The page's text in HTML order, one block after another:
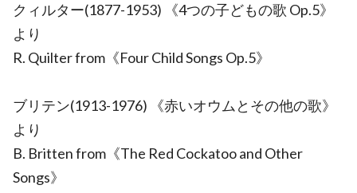
クィルター(1877-1953) 《4つの子どもの歌 Op.5》
より
R. Quilter from《Four Child Songs Op.5》
ブリテン(1913-1976) 《赤いオウムとその他の歌》
より
B. Britten from《The Red Cockatoo and Other
Songs》